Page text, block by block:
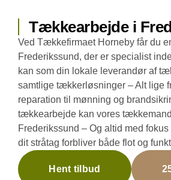
Tækkearbejde i
Ved Tækkefirmaet Horneby får du
Frederikssund, der er specialist
kan som din lokale leverandør af
samtlige tækkerløsninger – Alt lige
reparation til mønning og
tækkearbejde kan vores
Frederikssund – Og altid med
dit stråtag forbliver både flot og
Hent tilbud